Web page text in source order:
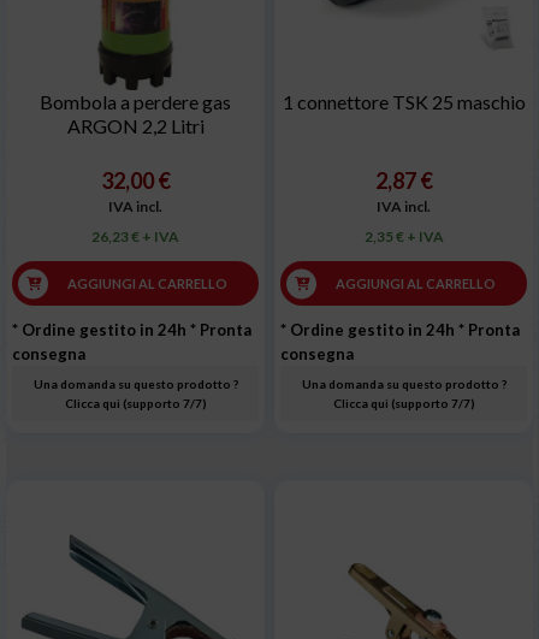
Bombola a perdere gas
ARGON 2,2 Litri
32,00 €
IVA incl.
26,23 € + IVA
AGGIUNGI AL CARRELLO
* Ordine gestito in 24h * Pronta
consegna
Una domanda su questo prodotto ?
Clicca qui (supporto 7/7)
1 connettore TSK 25 maschio
2,87 €
IVA incl.
2,35 € + IVA
AGGIUNGI AL CARRELLO
* Ordine gestito in 24h * Pronta
consegna
Una domanda su questo prodotto ?
Clicca qui (supporto 7/7)